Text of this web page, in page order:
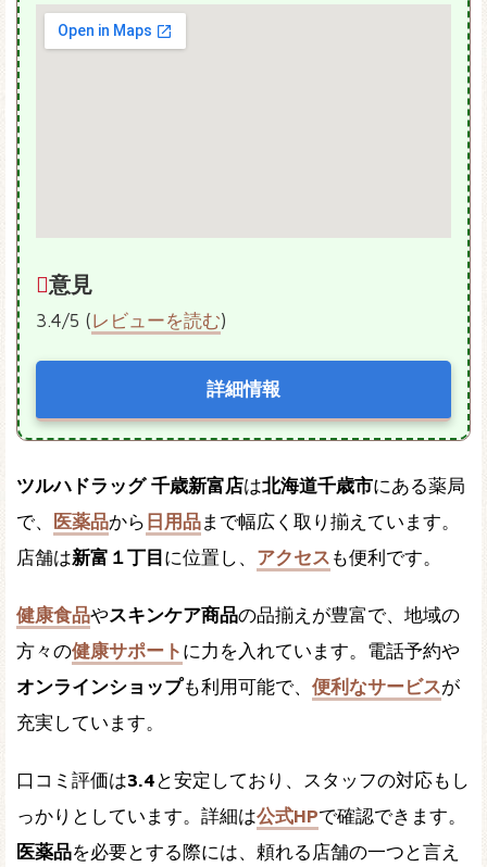
意見
3.4/5 (レビューを読む)
詳細情報
ツルハドラッグ 千歳新富店は北海道千歳市にある薬局
で、
医薬品から 日用品まで幅広く取り揃えています。
店舗は新富１丁目 に位置し、 アクセス も便利です。
健康食品やスキンケア商品の品揃えが豊富で、地域の
方々の健康サポート に力を入れています。電話予約や
オンラインショップも利用可能で、 便利なサービスが
充実しています。
口コミ評価は3.4 と安定しており、スタッフの対応もし
っかりとしています。詳細は公式HPで確認できます。
医薬品を必要とする際には、頼れる店舗の一つと言え